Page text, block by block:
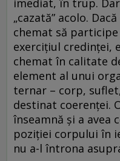
imediat, în trup.
„cazată” acolo.
chemat să participe
exerciţiul credinţei,
chemat în calitate
element al unui
ternar – corp,
destinat coerenţei.
înseamnă şi a avea
poziţiei corpului în
nu a-l întrona